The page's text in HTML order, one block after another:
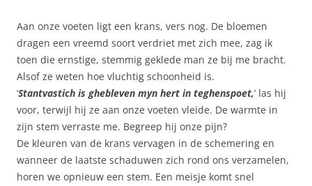
Aan onze voeten ligt een krans, vers nog. De bloemen
dragen een vreemd soort verdriet met zich mee, zag ik
toen die ernstige, stemmig geklede man ze bij me bracht.
Alsof ze weten hoe vluchtig schoonheid is.
‘Stantvastich is ghebleven myn hert in teghenspoet,’ las hij
voor, terwijl hij ze aan onze voeten vleide. De warmte in
zijn stem verraste me. Begreep hij onze pijn?
De kleuren van de krans vervagen in de schemering en
wanneer de laatste schaduwen zich rond ons verzamelen,
horen we opnieuw een stem. Een meisje komt snel